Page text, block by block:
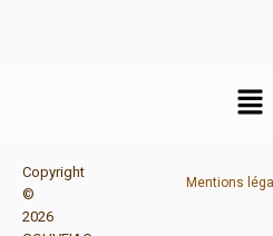
Copyright
©
2026
Mentions